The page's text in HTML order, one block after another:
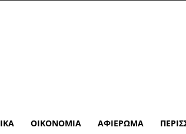
ΟΙΚΟΝΟΜΊΑ ΑΦΙΈΡΩΜΑ